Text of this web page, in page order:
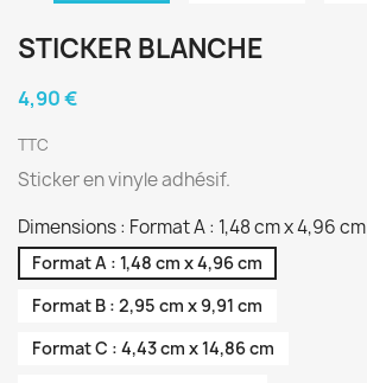
STICKER BLANCHE
4,90 €
TTC
Sticker en vinyle adhésif.
Dimensions : Format A : 1,48 cm x 4,96 cm
Format A : 1,48 cm x 4,96 cm
Format B : 2,95 cm x 9,91 cm
Format C : 4,43 cm x 14,86 cm